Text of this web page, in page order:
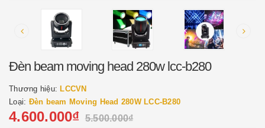
Đèn beam moving head 280w lcc-b280
Thương hiệu: LCCVN
Loại: Đèn beam Moving Head 280W LCC-B280
4.600.000₫ 5.500.000₫